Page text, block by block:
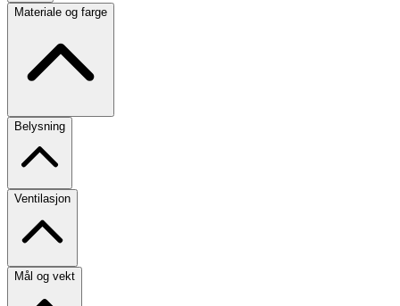
Materiale og farge
Belysning
Ventilasjon
Mål og vekt